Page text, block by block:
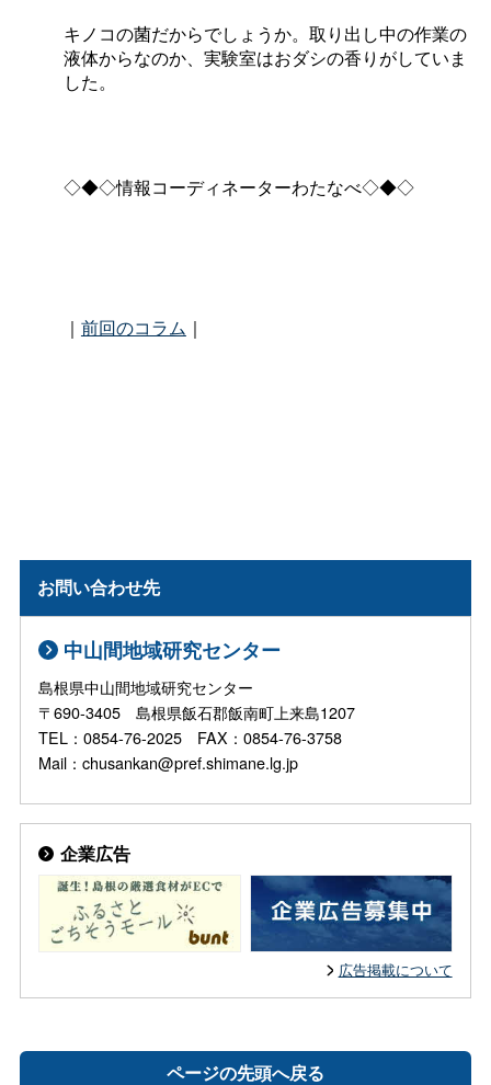
キノコの菌だからでしょうか。取り出し中の作業の
液体からなのか、実験室はおダシの香りがしていま
した。
◇◆◇情報コーディネーターわたなべ◇◆◇
｜ 前回のコラム ｜
お問い合わせ先
中山間地域研究センター
島根県中山間地域研究センター
〒690-3405 島根県飯石郡飯南町上来島1207
TEL：0854-76-2025 FAX：0854-76-3758
Mail：chusankan@pref.shimane.lg.jp
企業広告
広告掲載について
ページの先頭へ戻る